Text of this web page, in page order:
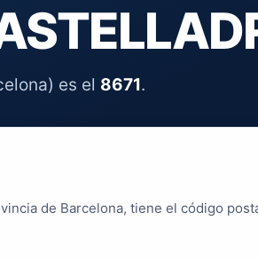
es el 8671.
de Barcelona, tiene el código